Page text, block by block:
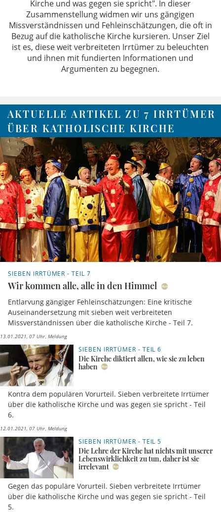
Kirche und was gegen sie spricht". In dieser
Zusammenstellung widmen wir uns gängigen
Missverständnissen und Fehleinschätzungen, die oft in
Bezug auf die katholische Kirche kursieren. Unser Ziel
ist es, diese weit verbreiteten Irrtümer zu beleuchten
und ihnen mit fundierten Informationen und
Argumenten zu begegnen.
AKTUELLE ARTIKEL ZU 7 IRRTÜMER
ÜBER KATHOLISCHE KIRCHE
SIEBEN IRRTÜMER - TEIL 7
Wir kommen alle, alle in den Himmel
Entlarvung gängiger Fehleinschätzungen: Eine kritische
Auseinandersetzung mit sieben weit verbreiteten
Missverständnissen über die katholische Kirche - Teil 7.
13.01.2021, 07 Uhr Meldung
SIEBEN IRRTÜMER - TEIL 6
Die Kirche diktiert allen, wie sie zu leben
haben
Kontra dem populären Vorurteil. Sieben verbreitete Irrtümer
über die katholische Kirche und was gegen sie spricht - Teil
6.
12.01.2021, 07 Uhr Meldung
SIEBEN IRRTÜMER - TEIL 5
Die Lehre der Kirche hat nichts mit unserer
Lebenswirklichkeit zu tun, daher ist sie
irrelevant
Gegen das populäre Vorurteil. Sieben verbreitete Irrtümer
über die katholische Kirche und was gegen sie spricht - Teil
5.